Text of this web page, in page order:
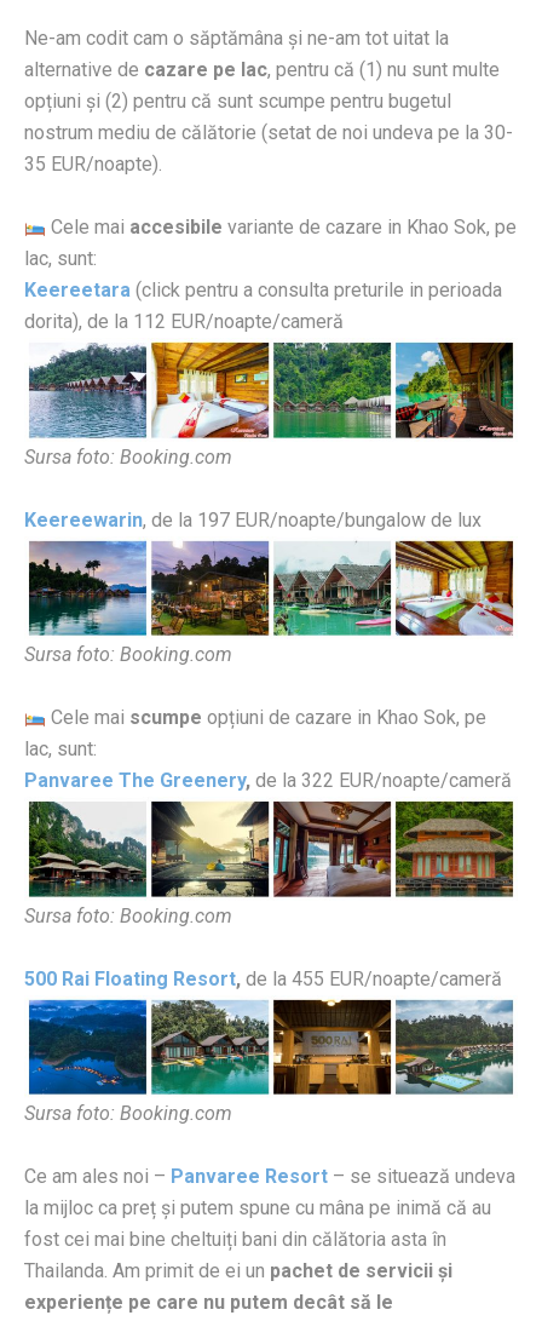
Ne-am codit cam o săptămâna și ne-am tot uitat la
alternative de cazare pe lac, pentru că (1) nu sunt multe
opțiuni și (2) pentru că sunt scumpe pentru bugetul
nostrum mediu de călătorie (setat de noi undeva pe la 30-
35 EUR/noapte).
Cele mai accesibile variante de cazare in Khao Sok, pe
lac, sunt:
Keereetara (click pentru a consulta preturile in perioada
dorita), de la 112 EUR/noapte/cameră
Sursa foto: Booking.com
Keereewarin, de la 197 EUR/noapte/bungalow de lux
Sursa foto: Booking.com
Cele mai scumpe opțiuni de cazare in Khao Sok, pe
lac, sunt:
Panvaree The Greenery, de la 322 EUR/noapte/cameră
Sursa foto: Booking.com
500 Rai Floating Resort, de la 455 EUR/noapte/cameră
Sursa foto: Booking.com
Ce am ales noi – Panvaree Resort – se situează undeva
la mijloc ca preț și putem spune cu mâna pe inimă că au
fost cei mai bine cheltuiți bani din călătoria asta în
Thailanda. Am primit de ei un pachet de servicii și
experiențe pe care nu putem decât să le